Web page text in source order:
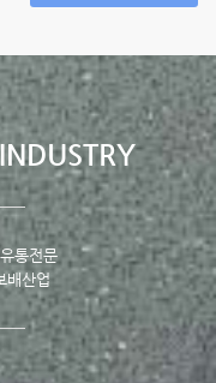
통전문
배산업